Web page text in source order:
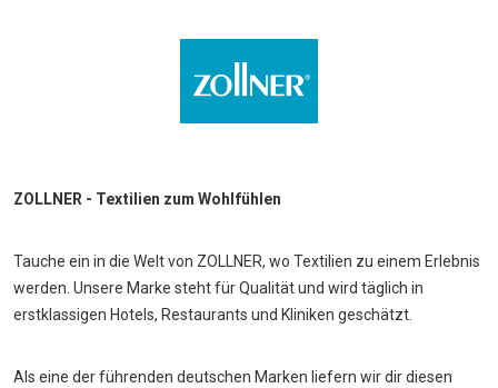
ZOLLNER - Textilien zum Wohlfühlen
Tauche ein in die Welt von ZOLLNER, wo Textilien zu einem Erlebnis
werden. Unsere Marke steht für Qualität und wird täglich in
erstklassigen Hotels, Restaurants und Kliniken geschätzt.
Als eine der führenden deutschen Marken liefern wir dir diesen